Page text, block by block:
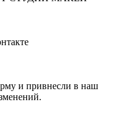
и привнесли в наш